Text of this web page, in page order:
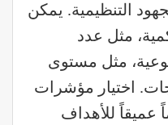
التنظيمية. يمكن
مثل عدد
نوعية، مثل مستوى
اختيار مؤشرات
عميقاً للأهداف